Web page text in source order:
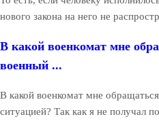
нового закона на него не
В какой военкомат мне
военный ...
В какой военкомат мне
ситуацией? Так как я не получал